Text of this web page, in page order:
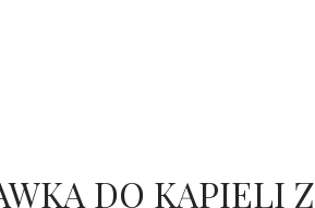
DO KĄPIELI Z